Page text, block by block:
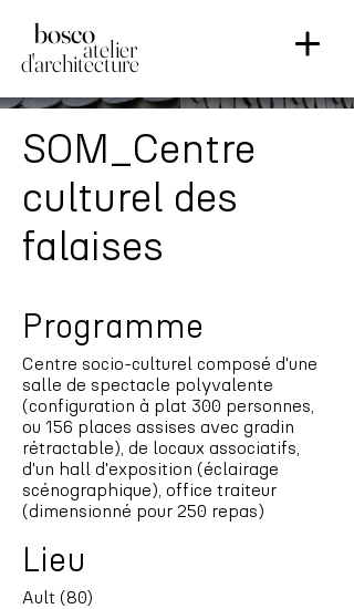
bosco
atelier
d'architecture
SOM_Centre
culturel des
falaises
Programme
Centre socio-culturel composé d'une
salle de spectacle polyvalente
(configuration à plat 300 personnes,
ou 156 places assises avec gradin
rétractable), de locaux associatifs,
d'un hall d'exposition (éclairage
scénographique), office traiteur
(dimensionné pour 250 repas)
Lieu
Ault (80)